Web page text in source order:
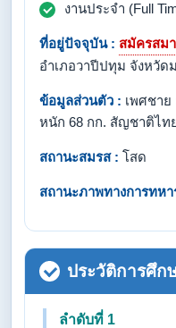
งานประจำ (Full
ที่อยู่ปัจจุบัน : สมัครสม
อำเภอวาปีปทุม จังหวัด
ข้อมูลส่วนตัว : เพศชาย
หนัก 68 กก. สัญชาติไท
สถานะสมรส : โสด
สถานะภาพทางการทหา
ประวัติการศึก
ลำดับที่ 1